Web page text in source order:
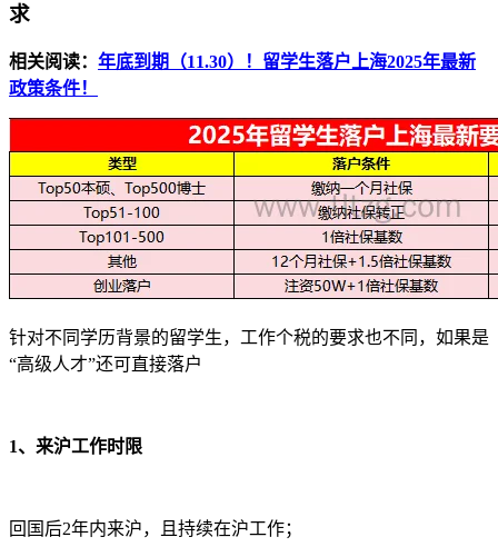
求
相关阅读： 年底到期（11.30）！留学生落户上海2025年最新
政策条件！
针对不同学历背景的留学生，工作个税的要求也不同，如果是
“高级人才”还可直接落户
1、来沪工作时限
回国后2年内来沪，且持续在沪工作；